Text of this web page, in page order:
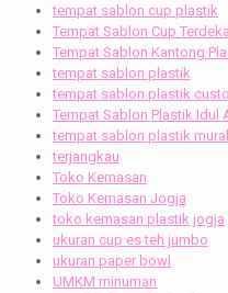
tempat sablon cup plastik
Tempat Sablon Cup
Tempat Sablon Kantong
tempat sablon plastik
tempat sablon plastik
Tempat Sablon Plastik Idul
tempat sablon plastik
terjangkau
Toko Kemasan
Toko Kemasan Jogja
toko kemasan plastik jogja
ukuran cup es teh jumbo
ukuran paper bowl
UMKM minuman